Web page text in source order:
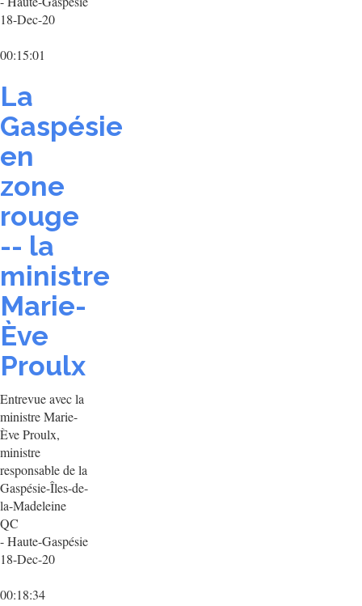
18-Dec-20
00:15:01
La
Gaspésie
en
zone
rouge
-- la
ministre
Marie-
Ève
Proulx
Entrevue avec la
ministre Marie-
Ève Proulx,
ministre
responsable de la
Gaspésie-Îles-de-
la-Madeleine
QC
- Haute-Gaspésie
18-Dec-20
00:18:34